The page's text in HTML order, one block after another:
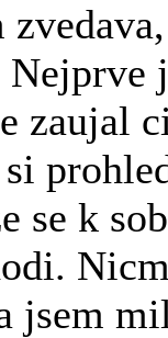
zaujal
se k
jsem